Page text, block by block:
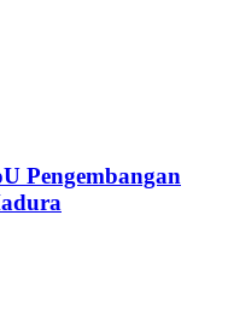
Pengembangan